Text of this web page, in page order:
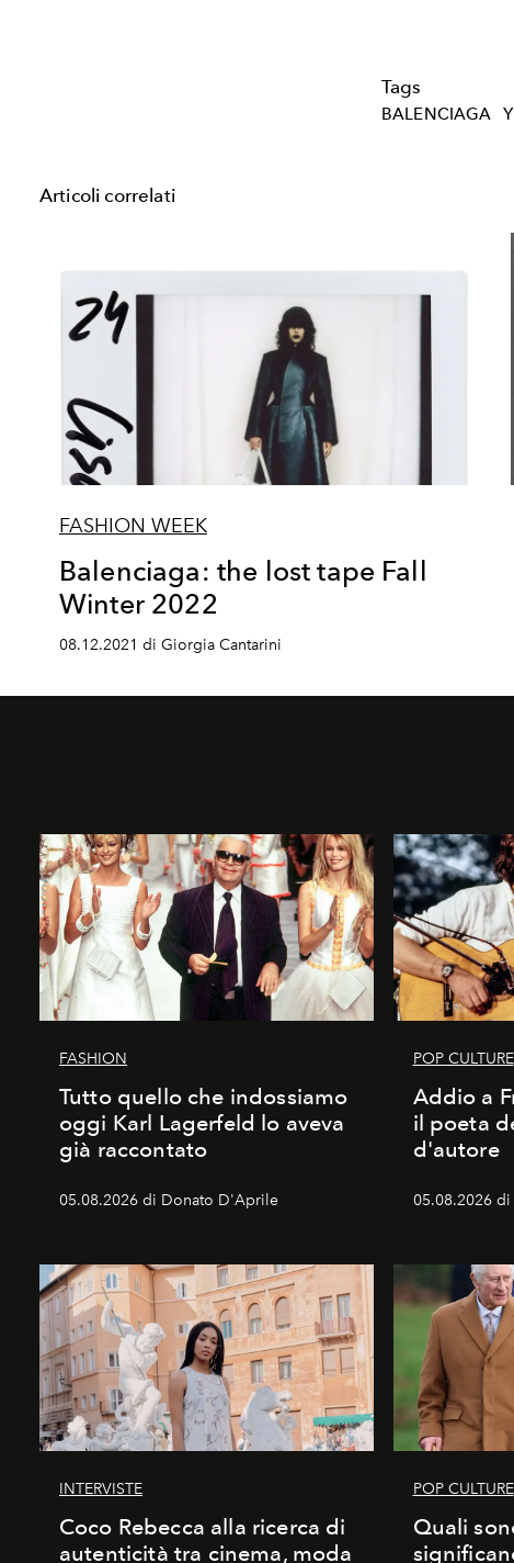
Tags
BALENCIAGA
Articoli correlati
FASHION WEEK
Balenciaga: the lost tape Fall
Winter 2022
08.12.2021 di Giorgia Cantarini
FASHION
Tutto quello che indossiamo
oggi Karl Lagerfeld lo aveva
già raccontato
05.08.2026 di Donato D'Aprile
POP CULTURE
Addio a
il poeta
d'autore
05.08.2026 di
INTERVISTE
Coco Rebecca alla ricerca di
autenticità tra cinema, moda
POP CULTURE
Quali